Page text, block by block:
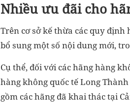
Nhiều ưu đãi cho
Trên cơ sở kế thừa các quy định
bổ sung một số nội dung mới,
Cụ thể, đối với các hãng hàng
hàng không quốc tế Long
gồm các hãng đã khai thác tại